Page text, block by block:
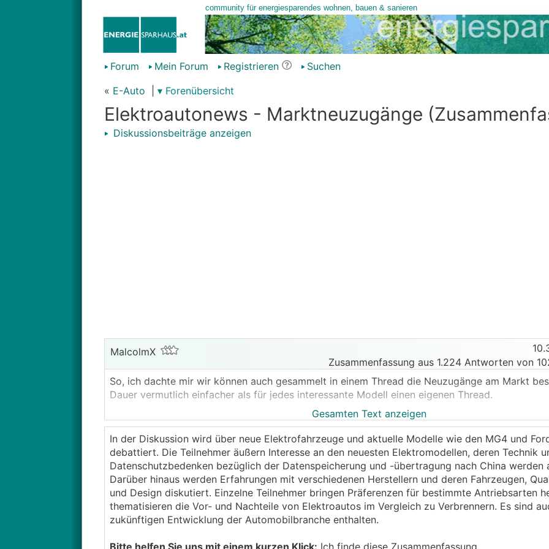
Forum Mein Forum Registrieren
Suchen
« E-Auto ▾ Forenübersicht
Elektroautonews - Marktneuzugänge
Diskussionsbeiträge anzeigen
MalcolmX
Zusammenfassung aus 1.224 Antworten von
So, ich dachte mir wir können auch gesammelt in einem Thread die Neuzugänge am Markt
Dauer vermutlich einfacher als für jedes interessante Modell einen eigenen Thread.
Ich mach mal den Start mit den Gerüchten rund um den MG4 Kombi, der den MG5 beerben
Ich bin an sich bezüglich Optik und Fahrgefühl ein absoluter Kombifan, und wenn der 2024
herauskommt, werde ich mir den als Ersatz für meinen Megane bestellen...
Wenn der dann 2k€ oder so mehr kostet als der normale, könnte er um rund 30k€ mit
sein mit 200 PS, 11kW AC und 140kW DC und rund 300-350km Alltagsreichweite :)
Mit Kombiheck sicher auch recht ansehnlich :)
Gesamten Text anzeigen
In der Diskussion wird über neue Elektrofahrzeuge und aktuelle Modelle wie den MG4 und
debattiert. Die Teilnehmer äußern Interesse an den neuesten Elektromodellen, deren Technik
Datenschutzbedenken bezüglich der Datenspeicherung und -übertragung nach China werden
Darüber hinaus werden Erfahrungen mit verschiedenen Herstellern und deren Fahrzeugen,
und Design diskutiert. Einzelne Teilnehmer bringen Präferenzen für bestimmte Antriebsarten
thematisieren die Vor- und Nachteile von Elektroautos im Vergleich zu Verbrennern. Es sind
zukünftigen Entwicklung der Automobilbranche enthalten.
Bitte helfen Sie uns mit einem kurzen Klick: Ich finde diese Zusammenfassung